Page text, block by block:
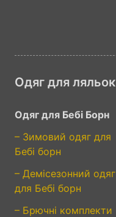
Одяг для ляльок
Одяг для Бебі Борн
– Зимовий одяг для
Бебі борн
– Демісезонний одяг
для Бебі борн
– Брючні комплекти